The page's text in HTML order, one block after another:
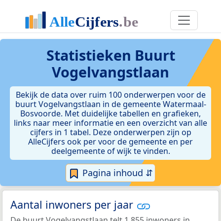
Statistieken Buurt
Vogelvangstlaan
Bekijk de data over ruim 100 onderwerpen voor de
buurt Vogelvangstlaan in de gemeente Watermaal-
Bosvoorde. Met duidelijke tabellen en grafieken,
links naar meer informatie en een overzicht van alle
cijfers in 1 tabel. Deze onderwerpen zijn op
AlleCijfers ook per voor de gemeente en per
deelgemeente of wijk te vinden.
Pagina inhoud ⇵
Aantal inwoners per jaar